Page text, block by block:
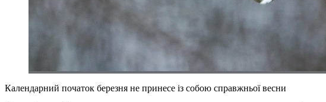
Календарний початок березня не принесе із собою справжньої весни